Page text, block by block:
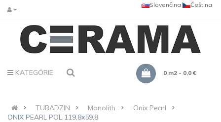
Čeština
Slovenčina
KATEGÓRIE 0 m2 - 0,0 €
TUBADZIN Monolith
Onix Pearl
ONIX PEARL POL 119,8x59,8